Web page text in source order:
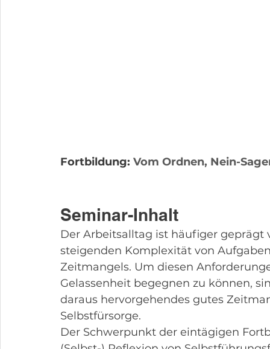
Fortbildung: Vom Ordnen, Nein-
Seminar-Inhalt
Der Arbeitsalltag ist häufiger
steigenden Komplexität von
Zeitmangels. Um diesen
Gelassenheit begegnen zu können,
daraus hervorgehendes gutes
Selbstfürsorge.
Der Schwerpunkt der eintägigen